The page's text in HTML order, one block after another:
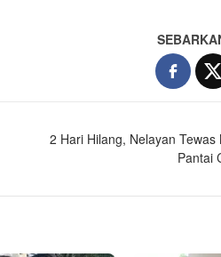
2 Hari Hilang, Nelayan
Pantai